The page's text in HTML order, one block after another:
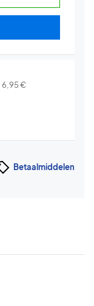
6,95€
Betaalmiddelen